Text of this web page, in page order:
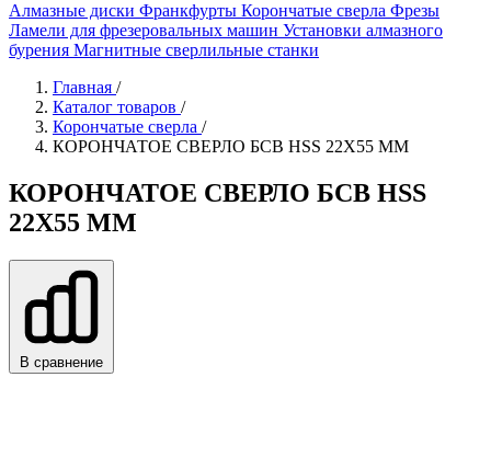
Алмазные диски Франкфурты Корончатые сверла Фрезы
Ламели для фрезеровальных машин Установки алмазного
бурения Магнитные сверлильные станки
Главная /
Каталог товаров /
Корончатые сверла /
КОРОНЧАТОЕ СВЕРЛО БСВ HSS 22X55 ММ
КОРОНЧАТОЕ СВЕРЛО БСВ HSS
22X55 ММ
В сравнение